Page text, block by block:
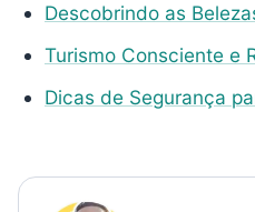
Descobrindo as
Turismo Consciente e
Dicas de Segurança